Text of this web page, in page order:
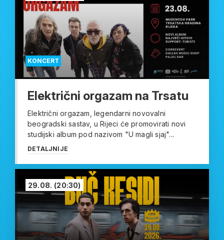
KONCERT
Električni orgazam na Trsatu
Električni orgazam, legendarni novovalni
beogradski sastav, u Rijeci će promovirati novi
studijski album pod nazivom "U magli sjaj"...
DETALJNIJE
29.08. (20:30)